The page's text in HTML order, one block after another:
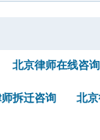
北京律师在线咨询
拆迁咨询 北